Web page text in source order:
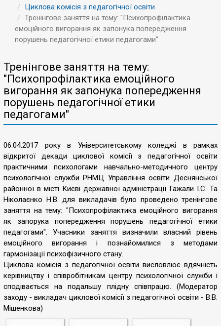
Циклова комісія з педагогічної освіти
Тренінгове заняття на тему: "Психопрофілактика
емоційного вигорання як запонука попередження
порушень педагогічної етики педагогами"
Тренінгове заняття на тему:
"Психопрофілактика емоційного
вигорання як запонука попередження
порушень педагогічної етики
педагогами"
06.04.2017 року в Університетському коледжі в рамках
відкритої декади циклової комісії з педагогічної освіти
практичними психологами навчально-методичного центру
психологічної служби РНМЦ Управління освіти Деснянської
районної в місті Києві державної адміністрації Гажали І.С. Та
Ніколаєнко Н.В. для викладачів було проведено тренінгове
заняття на тему: "Психопрофілактика емоційного вигорання
як запорука попередження порушень педагогічної етики
педагогами". Учасники заняття визначили власний рівень
емоційного вигорання і познайомилися з методами
гармонізації психофізичного стану.
Циклова комісія з педагогічної освіти висловлює вдячність
керівництву і співробітникам центру психологічної служби і
сподівається на подальшу плідну співпрацю. (Модератор
заходу - викладач циклової комісії з педагогічної освіти - В.В.
Мішенкова)